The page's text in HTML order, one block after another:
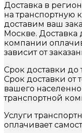
Доставка в
на
доставим ваш
Москве. Доставка
компании
зависит от
Срок доставки до
Срок доставки от
вашего
транспортной
Услуги
оплачивает